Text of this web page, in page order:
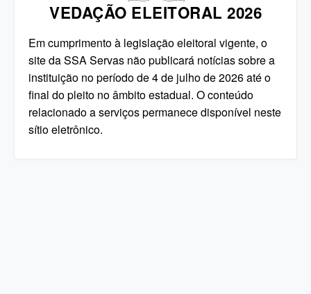
VEDAÇÃO ELEITORAL 2026
Em cumprimento à legislação eleitoral vigente, o
site da SSA Servas não publicará notícias sobre a
instituição no período de 4 de julho de 2026 até o
final do pleito no âmbito estadual. O conteúdo
relacionado a serviços permanece disponível neste
sítio eletrônico.